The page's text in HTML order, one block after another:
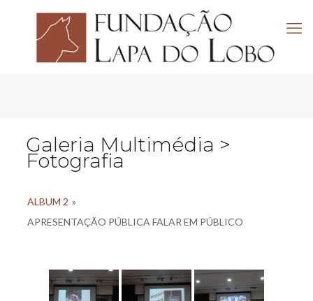
Galeria Multimédia >
Fotografia
ALBUM 2 »
APRESENTAÇÃO PÚBLICA FALAR EM PÚBLICO